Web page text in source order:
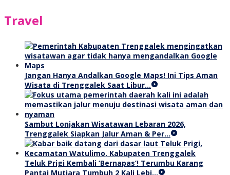
Travel
Jangan Hanya Andalkan Google Maps! Ini Tips Aman
Wisata di Trenggalek Saat Libur…
Sambut Lonjakan Wisatawan Lebaran 2026,
Trenggalek Siapkan Jalur Aman & Per…
Teluk Prigi Kembali ‘Bernapas’! Terumbu Karang
Pantai Mutiara Tumbuh 2 Kali Lebi…